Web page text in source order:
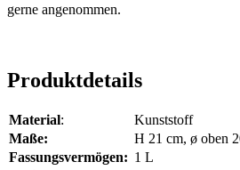
gerne angenommen.
Produktdetails
Material:
Kunststoff
Maße:
H 21 cm, ø oben
Fassungsvermögen: 1 L